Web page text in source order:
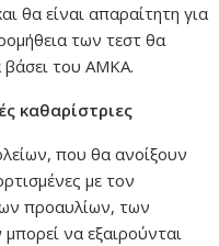
θα είναι απαραίτητη για
των τεστ θα
βάσει του ΑΜΚΑ.
καθαρίστριες
που θα ανοίξουν
με τον
προαυλίων, των
να εξαιρούνται